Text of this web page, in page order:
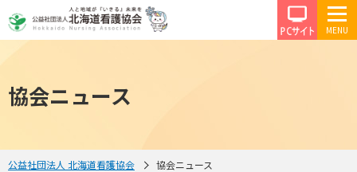
PCサ
協会ニュース
公益社団法人 北海道看護協会 協会ニュース